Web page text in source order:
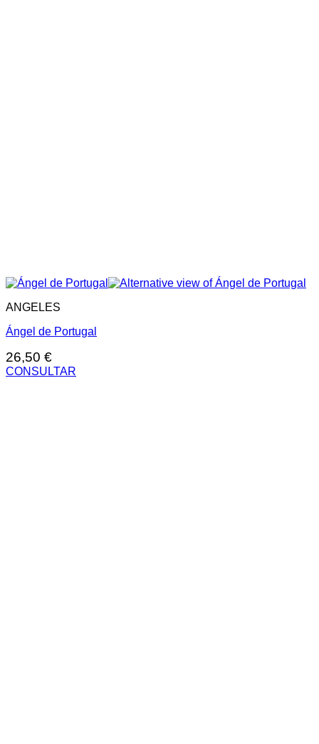
ANGELES
Ángel de Portugal
26,50 €
CONSULTAR